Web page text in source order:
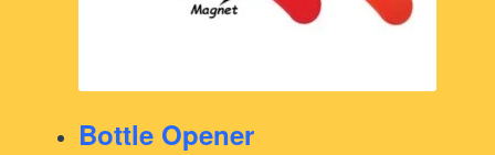
Bottle Opener